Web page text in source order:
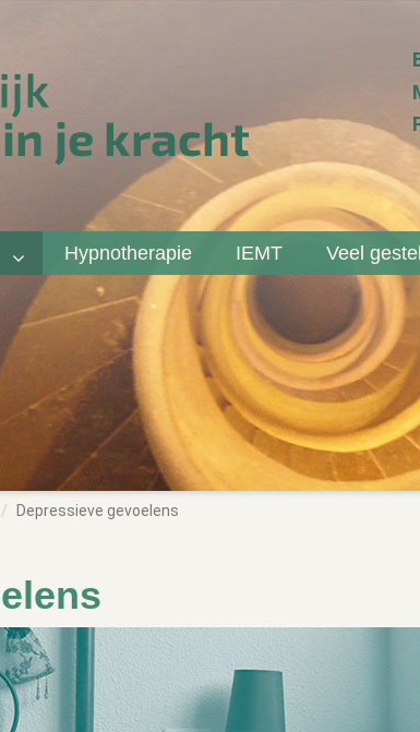
Hypnotherapie IEMT Veel
Depressieve gevoelens